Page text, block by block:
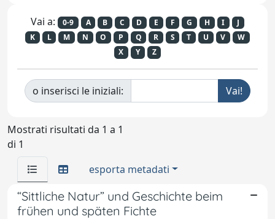
Vai a: 0-9 A B C D E F G H I
J
K
L M N O P Q R S T U V
W
X
Y Z
o inserisci le iniziali:
Mostrati risultati da 1 a 1
di 1
esporta metadati
“Sittliche Natur” und Geschichte beim
frühen und späten Fichte